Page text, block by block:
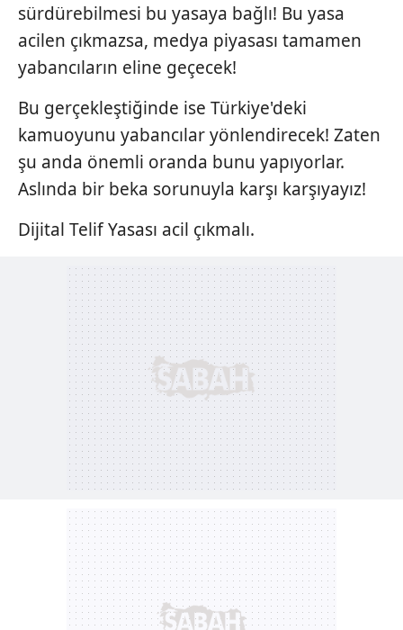
sürdürebilmesi bu yasaya bağlı! Bu yasa
acilen çıkmazsa, medya piyasası tamamen
yabancıların eline geçecek!
Bu gerçekleştiğinde ise Türkiye'deki
kamuoyunu yabancılar yönlendirecek! Zaten
şu anda önemli oranda bunu yapıyorlar.
Aslında bir beka sorunuyla karşı karşıyayız!
Dijital Telif Yasası acil çıkmalı.